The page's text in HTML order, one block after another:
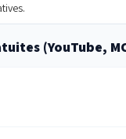
(YouTube,